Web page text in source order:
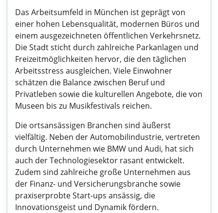
Das Arbeitsumfeld in München ist geprägt von
einer hohen Lebensqualität, modernen Büros und
einem ausgezeichneten öffentlichen Verkehrsnetz.
Die Stadt sticht durch zahlreiche Parkanlagen und
Freizeitmöglichkeiten hervor, die den täglichen
Arbeitsstress ausgleichen. Viele Einwohner
schätzen die Balance zwischen Beruf und
Privatleben sowie die kulturellen Angebote, die von
Museen bis zu Musikfestivals reichen.
Die ortsansässigen Branchen sind äußerst
vielfältig. Neben der Automobilindustrie, vertreten
durch Unternehmen wie BMW und Audi, hat sich
auch der Technologiesektor rasant entwickelt.
Zudem sind zahlreiche große Unternehmen aus
der Finanz- und Versicherungsbranche sowie
praxiserprobte Start-ups ansässig, die
Innovationsgeist und Dynamik fördern.